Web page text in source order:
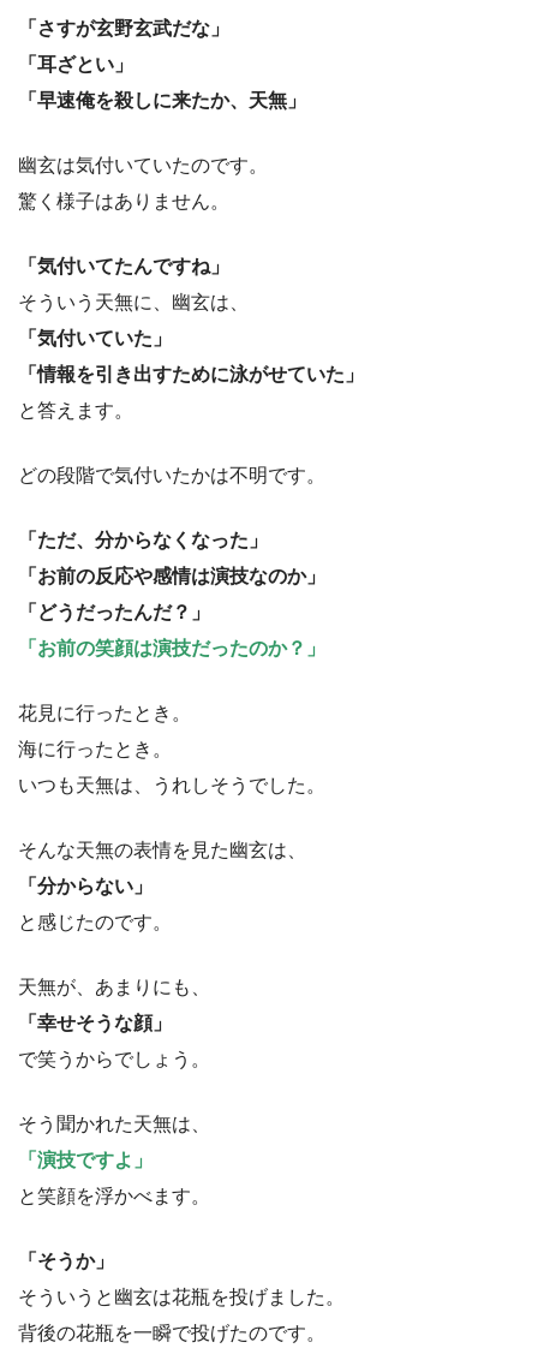
「さすが玄野玄武だな」
「耳ざとい」
「早速俺を殺しに来たか、天無」
幽玄は気付いていたのです。
驚く様子はありません。
「気付いてたんですね」
そういう天無に、幽玄は、
「気付いていた」
「情報を引き出すために泳がせていた」
と答えます。
どの段階で気付いたかは不明です。
「ただ、分からなくなった」
「お前の反応や感情は演技なのか」
「どうだったんだ？」
「お前の笑顔は演技だったのか？」
花見に行ったとき。
海に行ったとき。
いつも天無は、うれしそうでした。
そんな天無の表情を見た幽玄は、
「分からない」
と感じたのです。
天無が、あまりにも、
「幸せそうな顔」
で笑うからでしょう。
そう聞かれた天無は、
「演技ですよ」
と笑顔を浮かべます。
「そうか」
そういうと幽玄は花瓶を投げました。
背後の花瓶を一瞬で投げたのです。